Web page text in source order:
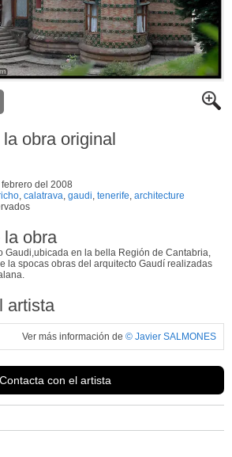
obra original
febrero del 2008
calatrava gaudi tenerife architecture
la obra
Gaudi,ubicada en la bella Región de Cantabria,
la spocas obras del arquitecto Gaudí realizadas
artista
Ver más información de © Javier SALMONES
Contacta con el artista